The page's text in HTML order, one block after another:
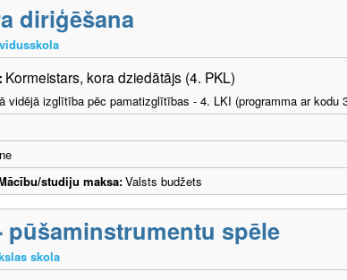
diriģēšana
Kormeistars, kora dziedātājs (4. PKL)
vidējā izglītība pēc pamatizglītības - 4. LKI (programma ar kodu
studiju maksa:Valsts budžets
pūšaminstrumentu spēle
skola